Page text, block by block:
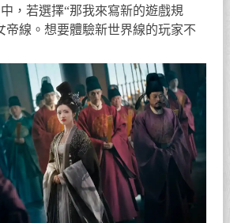
，若選擇“那我來寫新的遊戲規
帝線。想要體驗新世界線的玩家不